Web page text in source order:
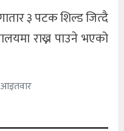
३ पटक शिल्ड जित्दै
राख्न पाउने भएको
आइतवार